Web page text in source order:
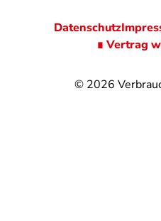
© 2026
Datenschutz
∎ Vertrag